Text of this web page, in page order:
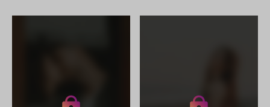
Получите доступ к архивным
историям koryun.98
Получите доступ к архивным
историям koryun.98